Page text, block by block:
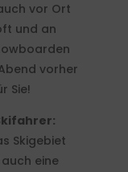
vor Ort
und an
vorher
Sie!
Skigebiet
eine